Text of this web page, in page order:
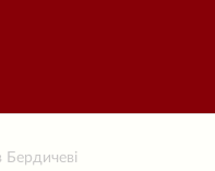
Бердичеві